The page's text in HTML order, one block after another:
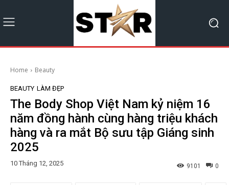
Home Beauty
BEAUTY LÀM ĐẸP
The Body Shop Việt Nam kỷ niệm 16
năm đồng hành cùng hàng triệu khách
hàng và ra mắt Bộ sưu tập Giáng sinh
2025
10 Tháng 12, 2025 0
9101